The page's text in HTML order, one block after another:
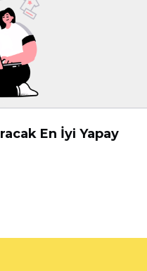
En İyi Yapay